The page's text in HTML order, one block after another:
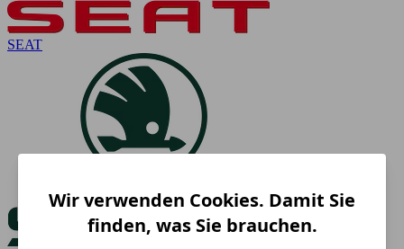
SEAT
Wir verwenden Cookies. Damit Sie
finden, was Sie brauchen.